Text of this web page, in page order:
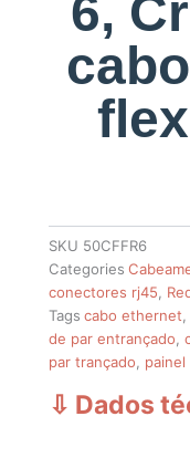
6,
SKU 50CFFR6
Categories
conectores rj45
Tags cabo ethernet
de par entrançado ,
par trançado
painel
⇩ Dados